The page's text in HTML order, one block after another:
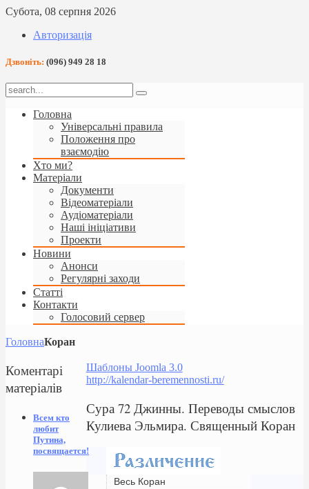
Субота, 08 серпня 2026
Авторизація
Дзвоніть: (096) 949 28 18
Головна
Універсальні правила
Положення про
взаємодію
Хто ми?
Матеріали
Документи
Відеоматеріали
Аудіоматеріали
Наші ініціативи
Проекти
Новини
Анонси
Регулярні заходи
Статті
Контакти
Голосовий сервер
ГоловнаКоран
Шаблоны Joomla 3.0
http://kalendar-beremennosti.ru/
Сура 72 Джинны. Переводы смыслов
Кулиева Эльмира. Священный Коран
Весь Коран
Коментарі
матеріалів
Всем кто
любит
Путина,
посвящается!